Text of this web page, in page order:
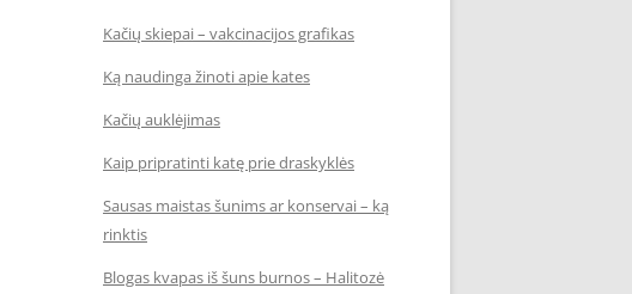
Kačių skiepai – vakcinacijos grafikas
Ką naudinga žinoti apie kates
Kačių auklėjimas
Kaip pripratinti katę prie draskyklės
Sausas maistas šunims ar konservai – ką
rinktis
Blogas kvapas iš šuns burnos – Halitozė